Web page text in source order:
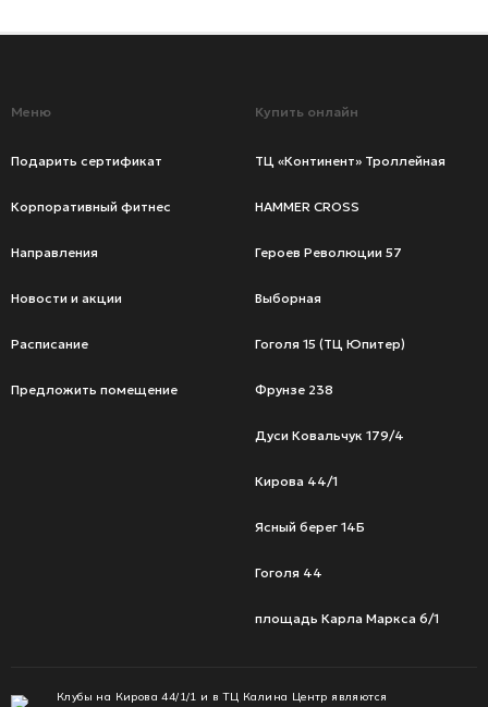
Меню
Подарить сертификат
Корпоративный фитнес
Направления
Новости и акции
Расписание
Предложить помещение
Купить онлайн
ТЦ «Континент» Троллейная
HAMMER CROSS
Героев Революции 57
Выборная
Гоголя 15 (ТЦ Юпитер)
Фрунзе 238
Дуси Ковальчук 179/4
Кирова 44/1
Ясный берег 14Б
Гоголя 44
площадь Карла Маркса 6/1
Клубы на Кирова 44/1/1 и в ТЦ Калина Центр являются